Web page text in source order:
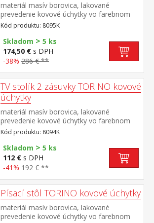
materiál masív borovica, lakované
prevedenie kovové úchytky vo farebnom
prevedení černená mosadz 2 zásuvky s
kovovými pojazdmi, 2 plné dvere, 1
polica vhodný doplnok nadstavec 8096K
Kód produktu: 8095K
Skladom > 5 ks
174,50 € s DPH
-38% 286 € **
TV stolík 2 zásuvky TORINO kovové
úchytky
materiál masív borovica, lakované
prevedenie kovové úchytky vo farebnom
prevedení černená mosadz
2 zásuvky s kovovými pojazdmi, 1 polica
Kód produktu: 8094K
Skladom > 5 ks
112 € s DPH
-41% 192 € **
Písací stôl TORINO kovové úchytky
materiál masív borovica, lakované
prevedenie kovové úchytky vo farebnom